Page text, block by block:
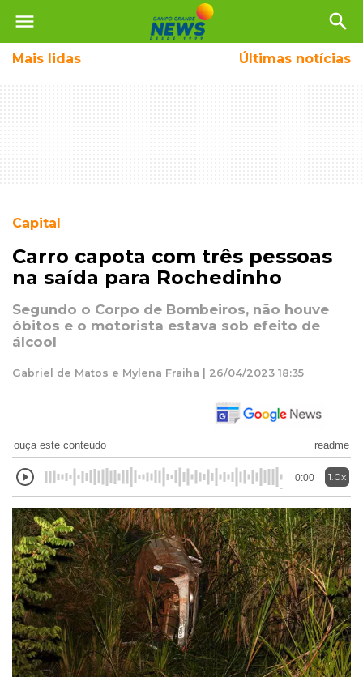
menu search
Mais lidas Últimas notícias
Capital
Carro capota com três pessoas
na saída para Rochedinho
Segundo o Corpo de Bombeiros, não houve
óbitos e o motorista estava sob efeito de
álcool
Gabriel de Matos e Mylena Fraiha | 26/04/2023 18:35
ouça este conteúdo readme
0:00 1.0x